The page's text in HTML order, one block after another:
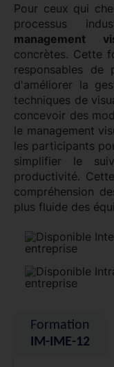
Pour ceux qui
processus
management
concrètes. Cette
responsables de
d'améliorer la
techniques de
concevoir des
le management
les participants
simplifier le
productivité.
compréhension
plus fluide des
Formation
IM-IME-12